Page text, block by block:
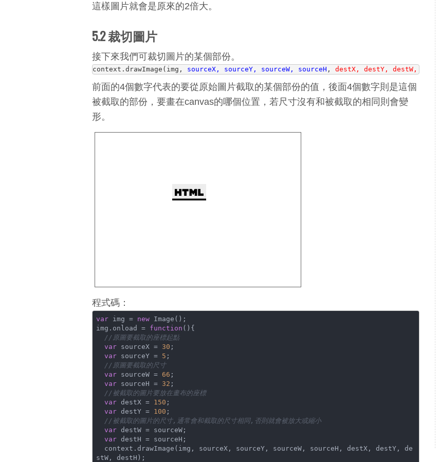
這樣圖片就會是原來的2倍大。
5.2 裁切圖片
接下來我們可裁切圖片的某個部份。
context.drawImage(img, sourceX, sourceY, sourceW, sourceH , destX, destY, destW, destH
前面的4個數字代表的要從原始圖片截取的某個部份的值，後面4個數字則是這個
被截取的部份，要畫在canvas的哪個位置，若尺寸沒有和被截取的相同則會變
形。
程式碼：
var img = new Image();
img.onload = function ( ) {
//原圖要截取的座標起點
var sourceX = 30 ;
var sourceY = 5 ;
//原圖要截取的尺寸
var sourceW = 66 ;
var sourceH = 32 ;
//被截取的圖片要放在畫布的座標
var destX = 150 ;
var destY = 100 ;
//被截取的圖片的尺寸,通常會和截取的尺寸相同,否則就會被放大或縮小
var destW = sourceW;
var destH = sourceH;
stW, destH);